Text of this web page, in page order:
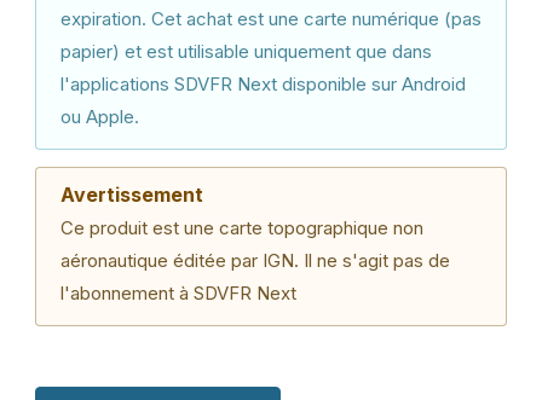
expiration. Cet achat est une carte numérique (pas
papier) et est utilisable uniquement que dans
l'applications SDVFR Next disponible sur Android
ou Apple.
Avertissement
Ce produit est une carte topographique non
aéronautique éditée par IGN. Il ne s'agit pas de
l'abonnement à SDVFR Next